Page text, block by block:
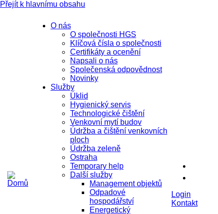
Přejít k hlavnímu obsahu
O nás
O společnosti HGS
Klíčová čísla o společnosti
Certifikáty a ocenění
Napsali o nás
Společenská odpovědnost
Novinky
Služby
Úklid
Hygienický servis
Technologické čištění
Venkovní mytí budov
Údržba a čištění venkovních
ploch
Údržba zeleně
Ostraha
Temporary help
Další služby
Management objektů
Odpadové
hospodářství
Energetický
Login
Kontakt